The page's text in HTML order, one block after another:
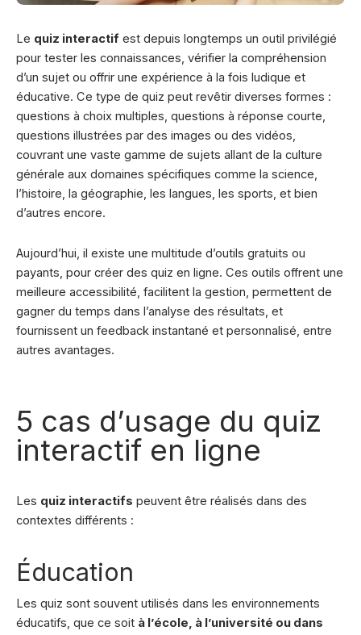
Le quiz interactif est depuis longtemps un outil privilégié
pour tester les connaissances, vérifier la compréhension
d’un sujet ou offrir une expérience à la fois ludique et
éducative. Ce type de quiz peut revêtir diverses formes :
questions à choix multiples, questions à réponse courte,
questions illustrées par des images ou des vidéos,
couvrant une vaste gamme de sujets allant de la culture
générale aux domaines spécifiques comme la science,
l’histoire, la géographie, les langues, les sports, et bien
d’autres encore.
Aujourd’hui, il existe une multitude d’outils gratuits ou
payants, pour créer des quiz en ligne. Ces outils offrent une
meilleure accessibilité, facilitent la gestion, permettent de
gagner du temps dans l’analyse des résultats, et
fournissent un feedback instantané et personnalisé, entre
autres avantages.
5 cas d’usage du quiz
interactif en ligne
Les quiz interactifs peuvent être réalisés dans des
contextes différents :
Éducation
Les quiz sont souvent utilisés dans les environnements
éducatifs, que ce soit à l’école, à l’université ou dans